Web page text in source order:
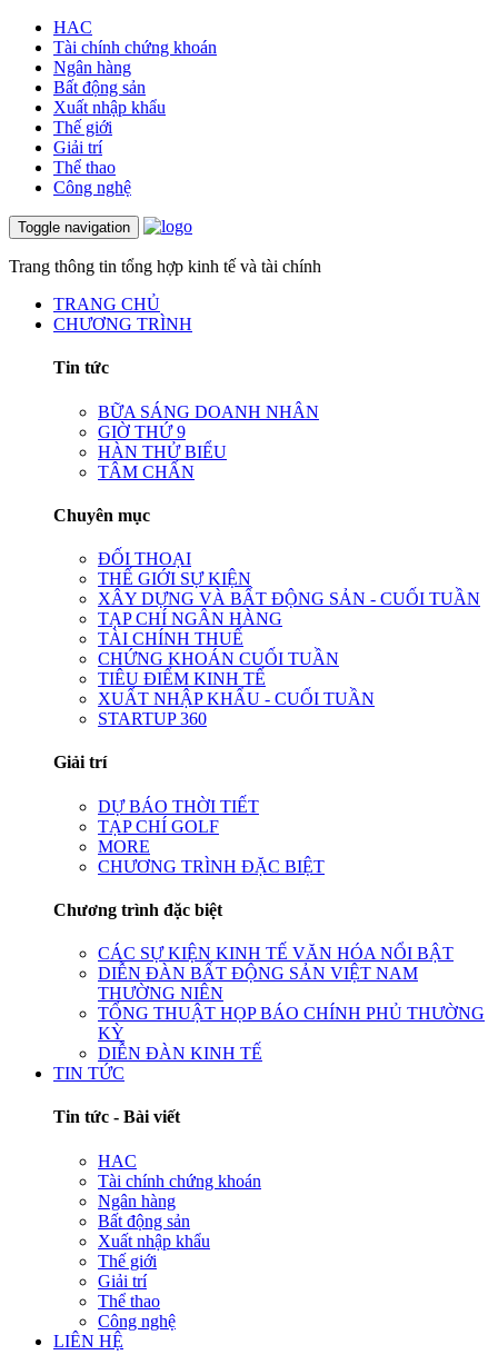
HAC
Tài chính chứng khoán
Ngân hàng
Bất động sản
Xuất nhập khẩu
Thế giới
Giải trí
Thể thao
Công nghệ
Toggle navigation
Trang thông tin tổng hợp kinh tế và tài chính
TRANG CHỦ
CHƯƠNG TRÌNH
Tin tức
BỮA SÁNG DOANH NHÂN
GIỜ THỨ 9
HÀN THỬ BIỂU
TÂM CHẤN
Chuyên mục
ĐỐI THOẠI
THẾ GIỚI SỰ KIỆN
XÂY DỰNG VÀ BẤT ĐỘNG SẢN - CUỐI TUẦN
TẠP CHÍ NGÂN HÀNG
TÀI CHÍNH THUẾ
CHỨNG KHOÁN CUỐI TUẦN
TIÊU ĐIỂM KINH TẾ
XUẤT NHẬP KHẨU - CUỐI TUẦN
STARTUP 360
Giải trí
DỰ BÁO THỜI TIẾT
TẠP CHÍ GOLF
MORE
CHƯƠNG TRÌNH ĐẶC BIỆT
Chương trình đặc biệt
CÁC SỰ KIỆN KINH TẾ VĂN HÓA NỔI BẬT
DIỄN ĐÀN BẤT ĐỘNG SẢN VIỆT NAM
THƯỜNG NIÊN
TỔNG THUẬT HỌP BÁO CHÍNH PHỦ THƯỜNG
KỲ
DIỄN ĐÀN KINH TẾ
TIN TỨC
Tin tức - Bài viết
HAC
Tài chính chứng khoán
Ngân hàng
Bất động sản
Xuất nhập khẩu
Thế giới
Giải trí
Thể thao
Công nghệ
LIÊN HỆ